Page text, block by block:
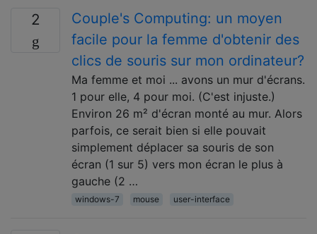
2
Couple's Computing: un moyen
facile pour la femme d'obtenir des
clics de souris sur mon ordinateur?
Ma femme et moi ... avons un mur d'écrans.
1 pour elle, 4 pour moi. (C'est injuste.)
Environ 26 m² d'écran monté au mur. Alors
parfois, ce serait bien si elle pouvait
simplement déplacer sa souris de son
écran (1 sur 5) vers mon écran le plus à
gauche (2 …
windows-7 mouse user-interface